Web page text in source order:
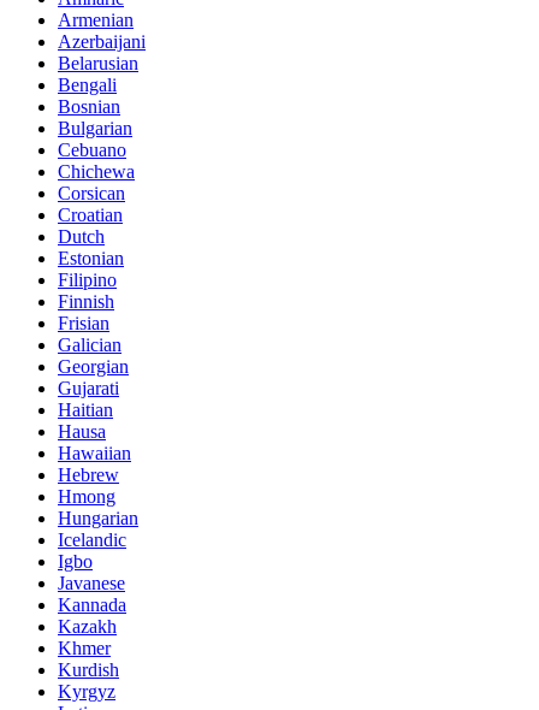
Armenian
Azerbaijani
Belarusian
Bengali
Bosnian
Bulgarian
Cebuano
Chichewa
Corsican
Croatian
Dutch
Estonian
Filipino
Finnish
Frisian
Galician
Georgian
Gujarati
Haitian
Hausa
Hawaiian
Hebrew
Hmong
Hungarian
Icelandic
Igbo
Javanese
Kannada
Kazakh
Khmer
Kurdish
Kyrgyz